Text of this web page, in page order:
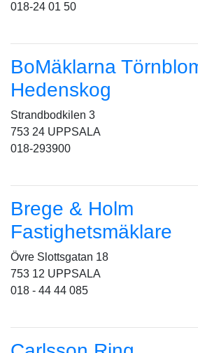
018-24 01 50
BoMäklarna
Hedenskog
Strandbodkilen 3
753 24 UPPSALA
018-293900
Brege & Holm
Fastighetsmäklare
Övre Slottsgatan 18
753 12 UPPSALA
018 - 44 44 085